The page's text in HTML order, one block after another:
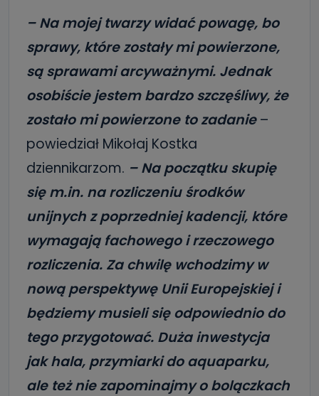
– Na mojej twarzy widać powagę, bo
sprawy, które zostały mi powierzone,
są sprawami arcyważnymi. Jednak
osobiście jestem bardzo szczęśliwy, że
zostało mi powierzone to zadanie–
powiedział Mikołaj Kostka
dziennikarzom. – Na początku skupię
się m.in. na rozliczeniu środków
unijnych z poprzedniej kadencji, które
wymagają fachowego i rzeczowego
rozliczenia. Za chwilę wchodzimy w
nową perspektywę Unii Europejskiej i
będziemy musieli się odpowiednio do
tego przygotować. Duża inwestycja
jak hala, przymiarki do aquaparku,
ale też nie zapominajmy o bolączkach